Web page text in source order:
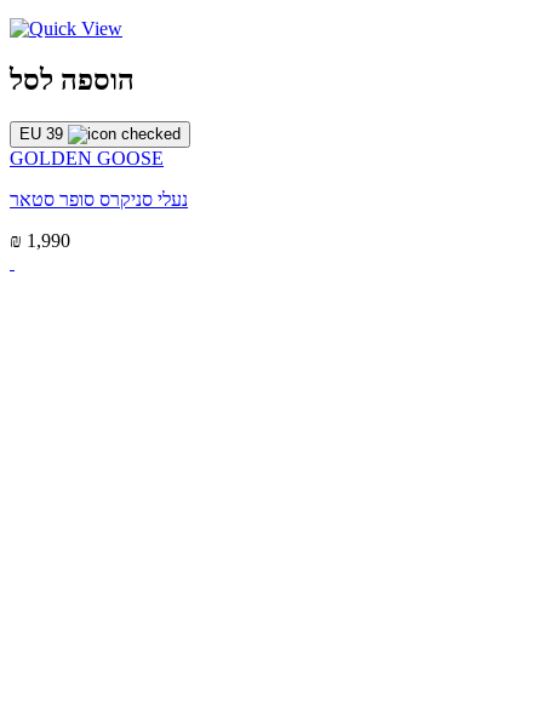
הוספה לסל
EU 39
GOLDEN GOOSE
נעלי סניקרס סופר סטאר
₪ 1,990